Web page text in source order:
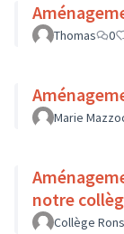
Thomas 0
Marie
notre
Collège